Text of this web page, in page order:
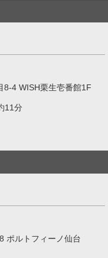
8-4 WISH栗生壱番館1F
11分
ポルトフィーノ仙台